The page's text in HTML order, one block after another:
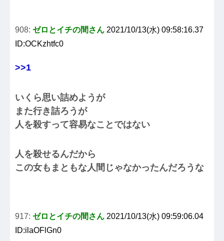
908: ゼロとイチの間さん 2021/10/13(水) 09:58:16.37
ID:OCKzhtfc0
>>1
いくら思い詰めようが
また行き詰ろうが
人を殺すって容易なことではない
人を殺せるんだから
この女もまともな人間じゃなかったんだろうな
917: ゼロとイチの間さん 2021/10/13(水) 09:59:06.04
ID:ilaOFlGn0